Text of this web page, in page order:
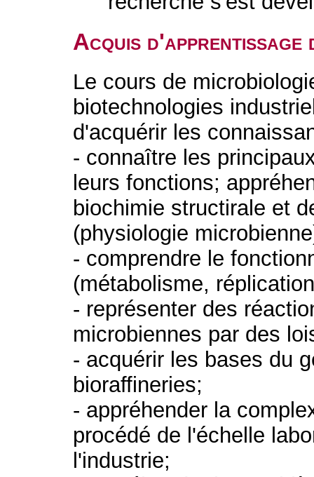
Acquis d'apprentissage
Le cours de
biotechnologies
d'acquérir les
- connaître les
leurs fonctions;
biochimie structirale et
(physiologie
- comprendre le
(métabolisme,
- représenter des
microbiennes par des
- acquérir les bases du
bioraffineries;
- appréhender la
procédé de l'échelle
l'industrie;